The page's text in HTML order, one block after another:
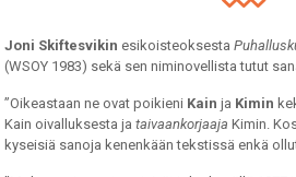
Joni Skiftesvikin esikoisteoksesta
(WSOY 1983) sekä sen niminovellista tutut
”Oikeastaan ne ovat poikieni Kain ja Kimin
Kain oivalluksesta jataivaankorjaaja Kimin.
kyseisiä sanoja kenenkään tekstissä enkä